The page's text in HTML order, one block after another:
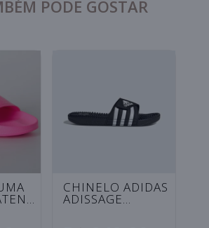
PODE GOSTAR
INFANTIL -
PRETO/BRANCO
R$ 129,90